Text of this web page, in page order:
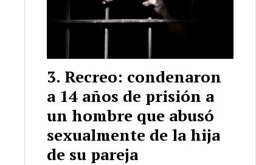
Recreo: condenaron
a 14 años de prisión a
un hombre que abusó
sexualmente de la hija
de su pareja